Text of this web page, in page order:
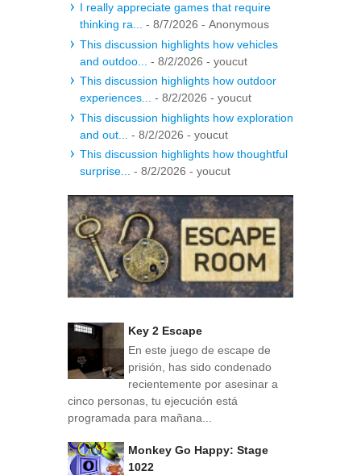
I really appreciate games that require
thinking ra...
- 8/7/2026 - Anonymous
This discussion highlights how vehicles
and outdoo...
- 8/2/2026 - youcut
This discussion highlights how outdoor
experiences...
- 8/2/2026 - youcut
This discussion highlights how exploration
and out...
- 8/2/2026 - youcut
This discussion highlights how thoughtful
surprise...
- 8/2/2026 - youcut
Key 2 Escape
En este juego de escape de
prisión, has sido condenado
recientemente por asesinar a
cinco personas, tu ejecución está
programada para mañana...
Monkey Go Happy: Stage
1022